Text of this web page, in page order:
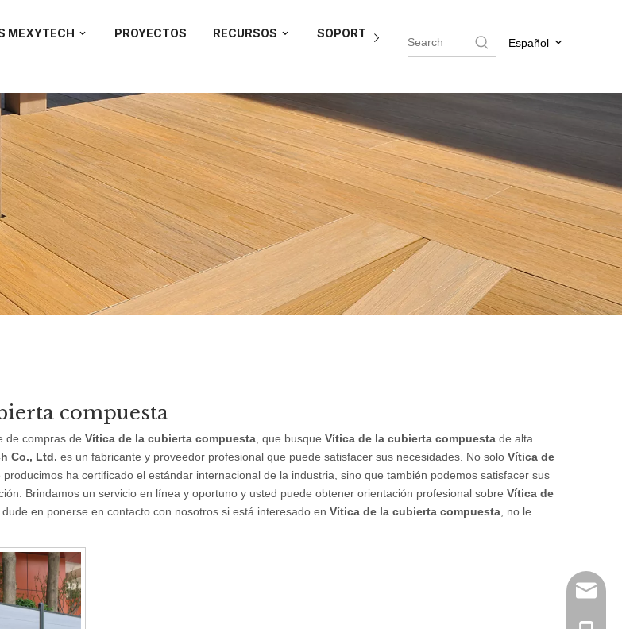
MEXYTECH PROYECTOS RECURSOS SOPORTE DEL AGENTE
Español
compuesta
de compras de Vítica de la cubierta compuesta , que busque Vítica de la cubierta compuesta de alta
Co., Ltd. es un fabricante y proveedor profesional que puede satisfacer sus necesidades. No solo Vítica de
producimos ha certificado el estándar internacional de la industria, sino que también podemos satisfacer sus
Brindamos un servicio en línea y oportuno y usted puede obtener orientación profesional sobre Vítica de
dude en ponerse en contacto con nosotros si está interesado en Vítica de la cubierta compuesta , no le